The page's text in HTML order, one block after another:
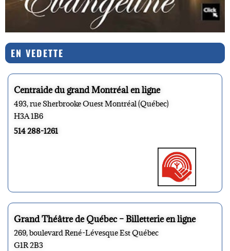
EN VEDETTE
Centraide du grand Montréal en ligne
493, rue Sherbrooke Ouest Montréal (Québec)
H3A 1B6
514 288-1261
Grand Théâtre de Québec – Billetterie en ligne
269, boulevard René-Lévesque Est Québec
G1R 2B3